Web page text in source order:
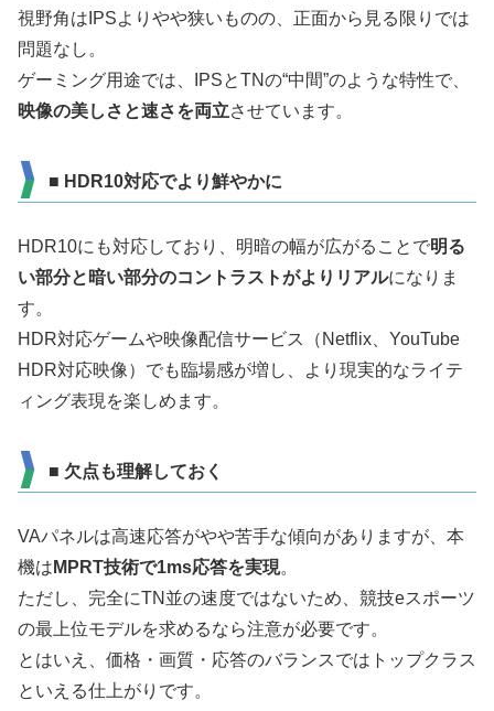
視野角はIPSよりやや狭いものの、正面から見る限りでは
問題なし。
ゲーミング用途では、IPSとTNの“中間”のような特性で、
映像の美しさと速さを両立させています。
■ HDR10対応でより鮮やかに
HDR10にも対応しており、明暗の幅が広がることで明る
い部分と暗い部分のコントラストがよりリアルになりま
す。
HDR対応ゲームや映像配信サービス（Netflix、YouTube
HDR対応映像）でも臨場感が増し、より現実的なライテ
ィング表現を楽しめます。
■ 欠点も理解しておく
VAパネルは高速応答がやや苦手な傾向がありますが、本
機は MPRT技術で1ms応答を実現。
ただし、完全にTN並の速度ではないため、競技eスポーツ
の最上位モデルを求めるなら注意が必要です。
とはいえ、価格・画質・応答のバランスではトップクラス
といえる仕上がりです。